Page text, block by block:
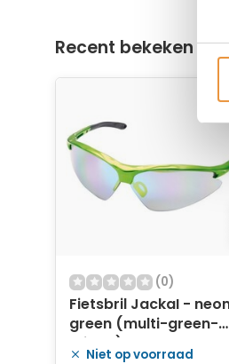
Recent bekeken
(0)
Fietsbril JackaI -
green (multi-green-
mirror)
Niet op voorraad